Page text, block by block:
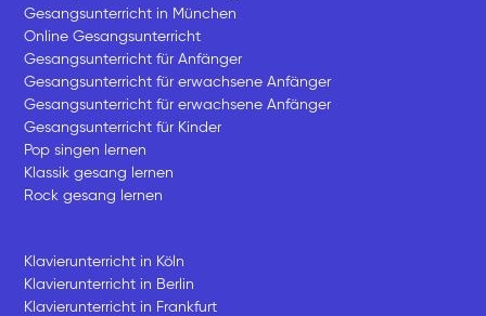
Gesangsunterricht in München
Online Gesangsunterricht
Gesangsunterricht für Anfänger
Gesangsunterricht für erwachsene Anfänger
Gesangsunterricht für erwachsene Anfänger
Gesangsunterricht für Kinder
Pop singen lernen
Klassik gesang lernen
Rock gesang lernen
Klavierunterricht in Köln
Klavierunterricht in Berlin
Klavierunterricht in Frankfurt